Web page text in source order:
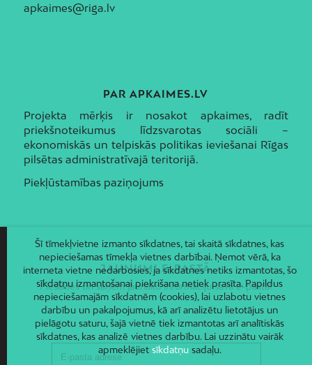
apkaimes@riga.lv
PAR APKAIMES.LV
Projekta mērķis ir nosakot apkaimes, radīt
priekšnoteikumus līdzsvarotas sociāli –
ekonomiskās un telpiskās politikas ieviešanai Rīgas
pilsētas administratīvajā teritorijā.
Piekļūstamības paziņojums
JAUNUMI E-PASTĀ
Piesakies un saņem jaunāko informāciju savā e-pastā!
Šī tīmekļvietne izmanto sīkdatnes, tai skaitā sīkdatnes, kas
nepieciešamas tīmekļa vietnes darbībai. Ņemot vērā, ka
interneta vietne nedarbosies, ja sīkdatnes netiks izmantotas, šo
sīkdatņu izmantošanai piekrišana netiek prasīta. Papildus
nepieciešamajām sīkdatnēm (cookies), lai uzlabotu vietnes
darbību un pakalpojumus, kā arī analizētu lietotājus un
pielāgotu saturu, šajā vietnē tiek izmantotas arī analītiskās
sīkdatnes, kas analizē vietnes darbību. Lai uzzinātu vairāk
apmeklējiet sīkdatņusadaļu.